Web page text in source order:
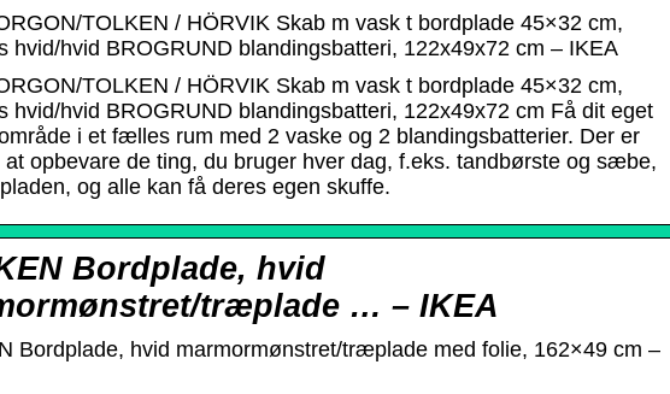
TOLKEN / HÖRVIK Skab m vask t bordplade 45×32 cm,
hvid/hvid BROGRUND blandingsbatteri, 122x49x72 cm – IKEA
TOLKEN / HÖRVIK Skab m vask t bordplade 45×32 cm,
hvid/hvid BROGRUND blandingsbatteri, 122x49x72 cm Få dit eget
i et fælles rum med 2 vaske og 2 blandingsbatterier. Der er
at opbevare de ting, du bruger hver dag, f.eks. tandbørste og sæbe,
og alle kan få deres egen skuffe.
Bordplade, hvid
træplade … – IKEA
Bordplade, hvid marmormønstret/træplade med folie, 162×49 cm –